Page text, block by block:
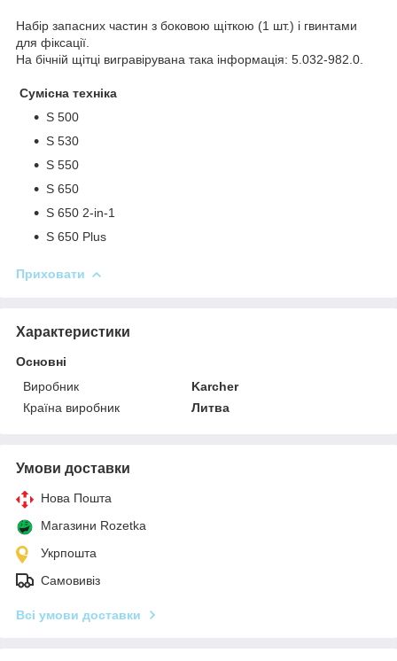
Набір запасних частин з боковою щіткою (1 шт.) і гвинтами
для фіксації.
На бічній щітці вигравірувана така інформація: 5.032-982.0.
Сумісна техніка
S 500
S 530
S 550
S 650
S 650 2-in-1
S 650 Plus
Приховати
Характеристики
Основні
Виробник
Karcher
Країна виробник
Литва
Умови доставки
Нова Пошта
Магазини Rozetka
Укрпошта
Самовивіз
Всі умови доставки